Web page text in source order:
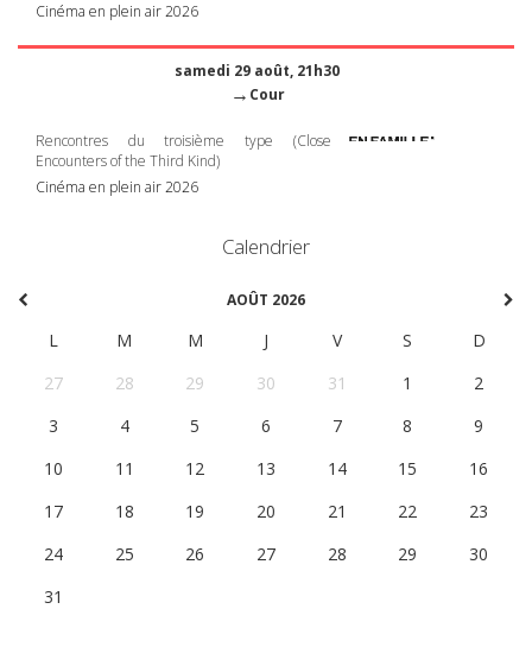
Cinéma en plein air 2026
samedi 29 août, 21h30
→ Cour
Rencontres du troisième type (Close
Encounters of the Third Kind)
Cinéma en plein air 2026
Calendrier
AOÛT 2026
L M M J V S
D
27
28 29 30 31 1
2
3
4 5 6 7 8
9
10
11 12 13 14 15
16
17
18 19 20 21 22
23
24
25 26 27 28 29
30
31